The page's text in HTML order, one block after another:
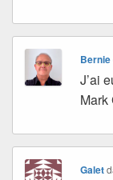
Bernie
J’ai
Mark
Galet